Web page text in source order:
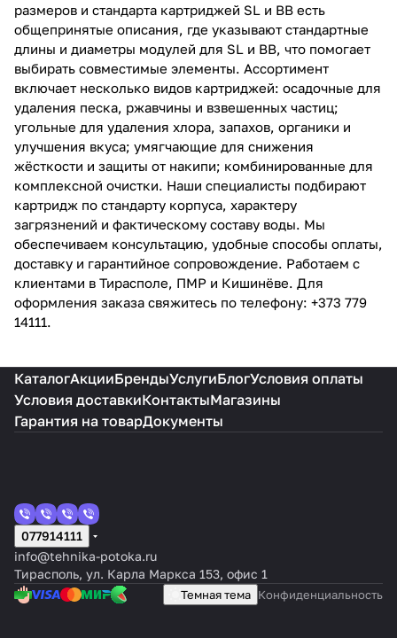
размеров и стандарта картриджей SL и BB есть
общепринятые описания, где указывают стандартные
длины и диаметры модулей для SL и BB, что помогает
выбирать совместимые элементы. Ассортимент
включает несколько видов картриджей: осадочные для
удаления песка, ржавчины и взвешенных частиц;
угольные для удаления хлора, запахов, органики и
улучшения вкуса; умягчающие для снижения
жёсткости и защиты от накипи; комбинированные для
комплексной очистки. Наши специалисты подбирают
картридж по стандарту корпуса, характеру
загрязнений и фактическому составу воды. Мы
обеспечиваем консультацию, удобные способы оплаты,
доставку и гарантийное сопровождение. Работаем с
клиентами в Тирасполе, ПМР и Кишинёве. Для
оформления заказа свяжитесь по телефону: +373 779
14111.
КаталогАкцииБрендыУслугиБлогУсловия оплаты
Условия доставкиКонтактыМагазины
Гарантия на товарДокументы
077914111
info@tehnika-potoka.ru
Тирасполь, ул. Карла Маркса 153, офис 1
Темная тема Конфиденциальность